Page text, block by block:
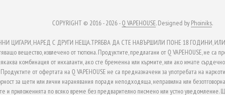
COPYRIGHT © 2016 - 2026 -Q VAPEHOUSE. Designed by Phoiniks.
НАРЕД С ДРУГИ НЕЩА.ТРЯБВА ДА СТЕ НАВЪРШИЛИ ПОНЕ 18 ГОДИНИ,
вещество, извлечено от тютюна. Продуктите, предлагани от Q VAPEHOUSE, не са
комбинация от инхаланти, ако сте бременна или кърмите, или ако имате
от офертата на Q VAPEHOUSE не са предназначени за употребата на
за щети или лични наранявания поради неподходяща, неправилна или
и приложенията по всяко време без предварително писмено или устно уведомление.